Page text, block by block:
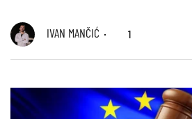
IVAN MANČIĆ 1